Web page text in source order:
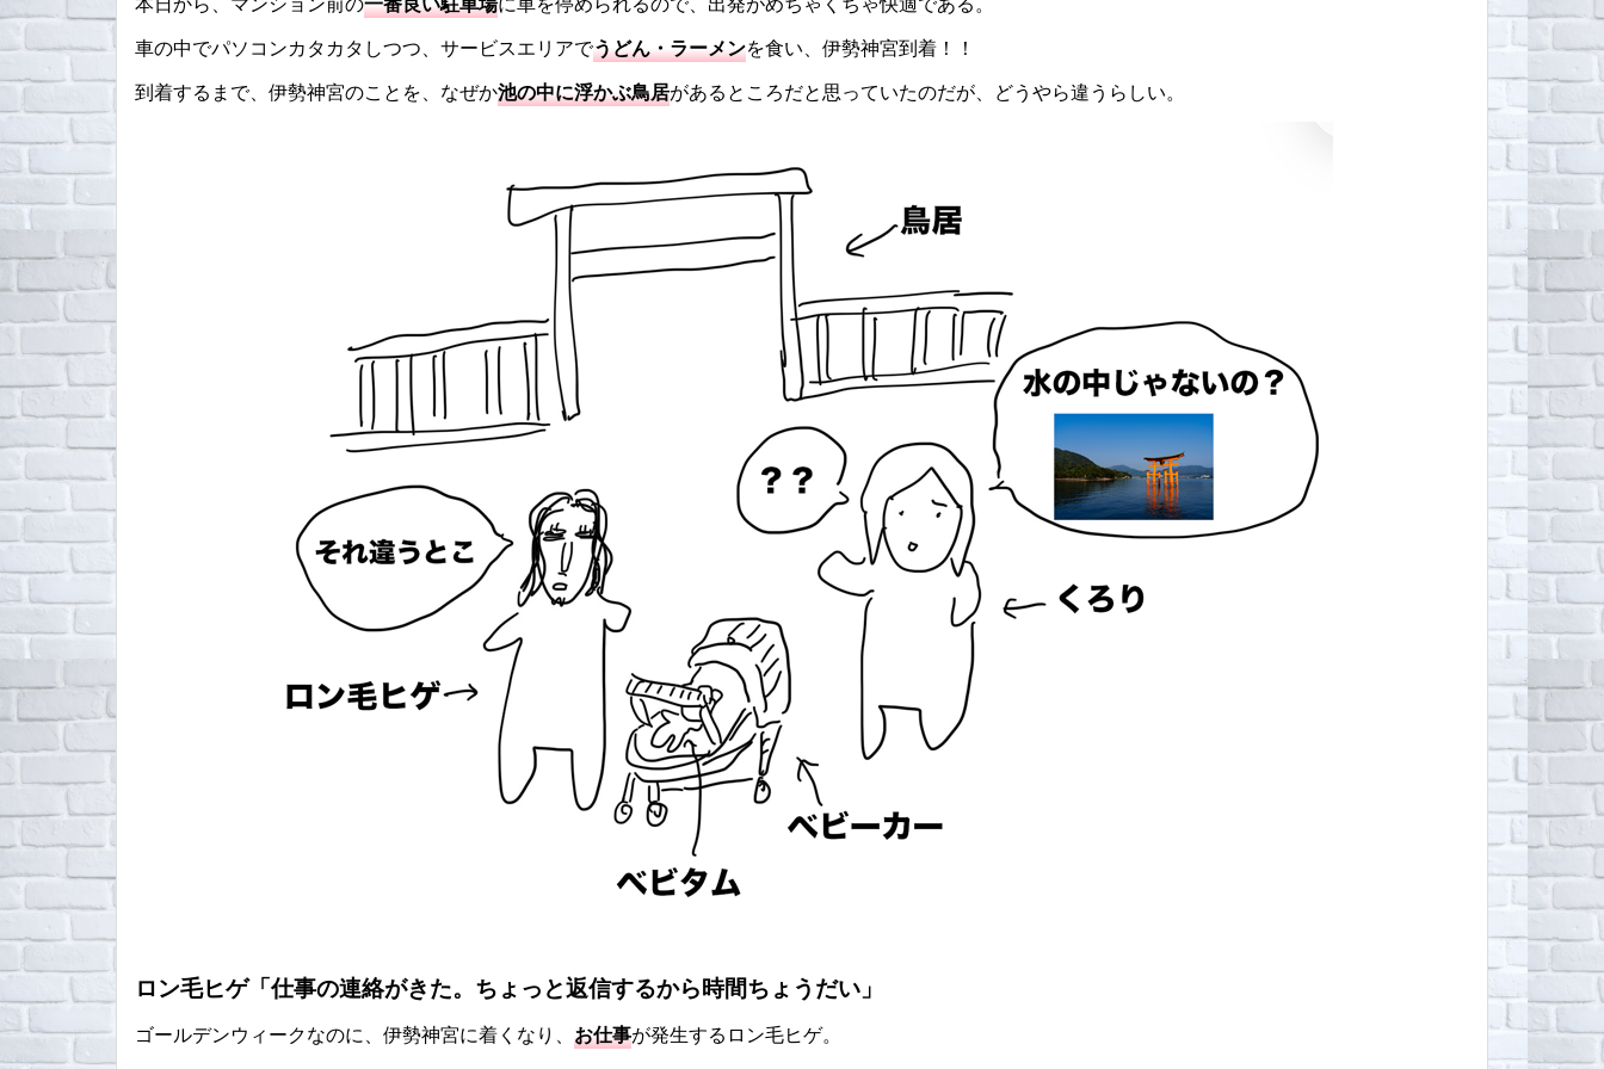
車の中でパソコンカタカタしつつ、サービスエリアでうどん・ラーメンを食い、伊勢神宮到着！！
到着するまで、伊勢神宮のことを、なぜか池の中に浮かぶ鳥居があるところだと思っていたのだが、どうやら違うらしい。
ロン毛ヒゲ「仕事の連絡がきた。ちょっと返信するから時間ちょうだい」
ゴールデンウィークなのに、伊勢神宮に着くなり、 お仕事が発生するロン毛ヒゲ。